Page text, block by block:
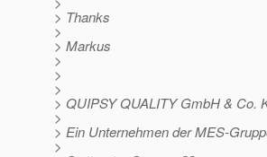
> Thanks
>
> Markus
>
>
>
> QUIPSY QUALITY GmbH & Co.
>
> Ein Unternehmen der MES-
>